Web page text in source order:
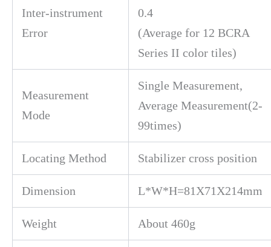
Inter-instrument
Error
0.4
(Average for 12 BCRA
Series II color tiles)
Measurement
Mode
Single Measurement,
Average Measurement(2-
99times)
Locating Method Stabilizer cross position
Dimension L*W*H=81X71X214mm
Weight About 460g